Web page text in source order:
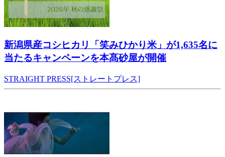
新潟県産コシヒカリ「笑みひかり米」が1,635名に
当たるキャンペーンを本髙砂屋が開催
STRAIGHT PRESS[ストレートプレス]